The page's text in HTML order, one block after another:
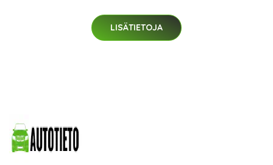
LISÄTIETOJA